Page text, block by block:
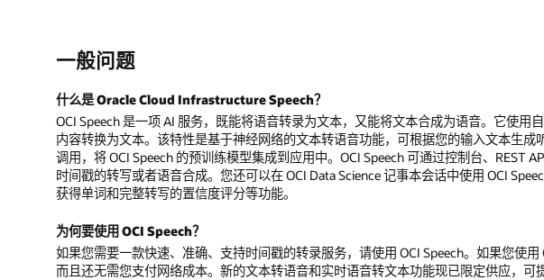
一般问题
什么是 Oracle Cloud Infrastructure Speech？
OCI Speech 是一项 AI 服务，既能将语音转录为文本，又能将文本合成为语音。它使用
内容转换为文本。该特性是基于神经网络的文本转语音功能，可根据您的输入文本生成
调用，将 OCI Speech 的预训练模型集成到应用中。OCI Speech 可通过控制台、REST
时间戳的转写或者语音合成。您还可以在 OCI Data Science 记事本会话中使用 OCI
获得单词和完整转写的置信度评分等功能。
为何要使用 OCI Speech？
如果您需要一款快速、准确、支持时间戳的转录服务，请使用 OCI Speech。如果您使用
而且还无需您支付网络成本。新的文本转语音和实时语音转文本功能现已限定供应，可